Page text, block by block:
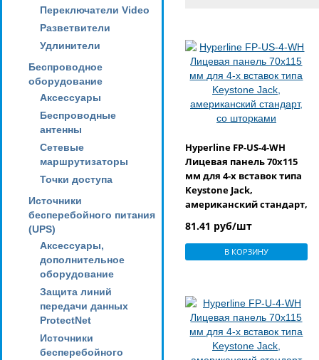
Переключатели Video
Разветвители
Удлинители
Беспроводное
оборудование
Аксессуары
Беспроводные
антенны
Сетевые
маршрутизаторы
Точки доступа
Источники
бесперебойного питания
(UPS)
Аксессуары,
дополнительное
оборудование
Защита линий
передачи данных
ProtectNet
Источники
бесперебойного
Hyperline FP-US-4-WH
Лицевая панель 70x115
мм для 4-х вставок типа
Keystone Jack,
американский стандарт,
81.41 руб/шт
В КОРЗИНУ